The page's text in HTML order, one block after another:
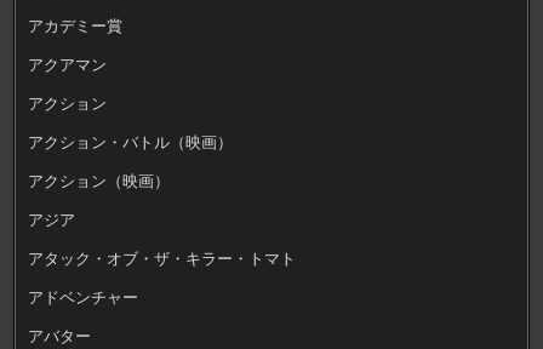
アカデミー賞
アクアマン
アクション
アクション・バトル（映画）
アクション（映画）
アジア
アタック・オブ・ザ・キラー・トマト
アドベンチャー
アバター